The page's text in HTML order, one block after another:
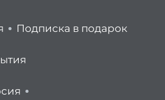
Подписка в подарок